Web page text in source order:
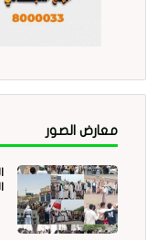
معارض الصور